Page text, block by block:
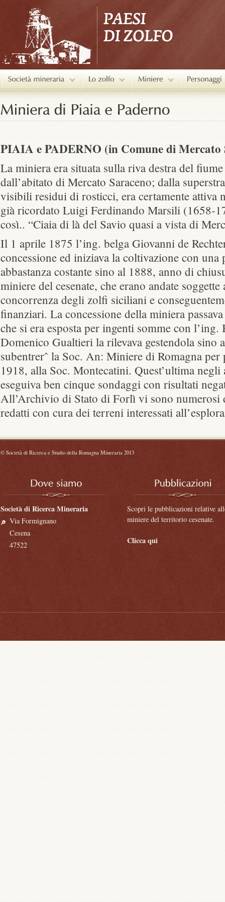
PIAIA e PADERNO (in Comune di Mercato
La miniera era situata sulla riva destra del
dall’abitato di Mercato Saraceno; dalla
visibili residui di rosticci, era certamente attiva
già ricordato Luigi Ferdinando Marsili (1658-
così.. “Ciaia di là del Savio quasi a vista di
Il 1 aprile 1875 l’ing. belga Giovanni de
concessione ed iniziava la coltivazione con una
abbastanza costante sino al 1888, anno di
miniere del cesenate, che erano andate
concorrenza degli zolfi siciliani e
finanziari. La concessione della miniera
che si era esposta per ingenti somme con
Domenico Gualtieri la rilevava gestendola sino
subentrerˆ la Soc. An: Miniere di Romagna per
1918, alla Soc. Montecatini. Quest’ultima
eseguiva ben cinque sondaggi con risultati
All’Archivio di Stato di Forlì vi sono numerosi
redatti con cura dei terreni interessati
© Società di Ricerca e Studio della Romagna Mineraria 2013
Società di Ricerca Mineraria
Via Formignano
Cesena
47522
Scopri le pubblicazioni relative
miniere del territorio cesenate.
Clicca qui